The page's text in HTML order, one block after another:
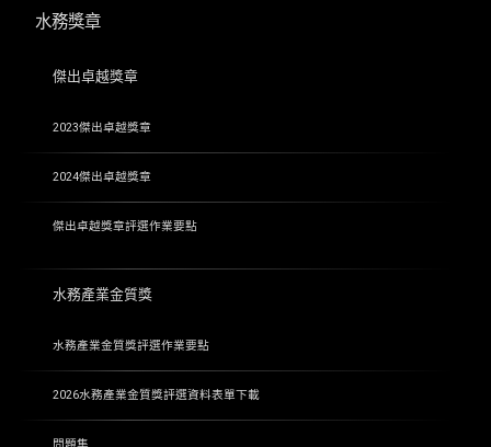
水務獎章
傑出卓越獎章
2023傑出卓越獎章
2024傑出卓越獎章
傑出卓越獎章評選作業要點
水務產業金質獎
水務產業金質獎評選作業要點
2026水務產業金質獎評選資料表單下載